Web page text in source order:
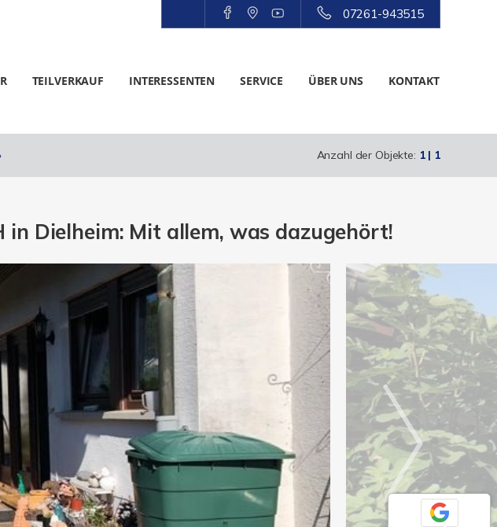
07261-943515
TEILVERKAUF INTERESSENTEN SERVICE ÜBER UNS KONTAKT
Anzahl der Objekte: 1 | 1
in Dielheim: Mit allem, was dazugehört!